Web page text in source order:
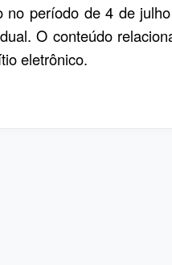
no período de 4 de
O conteúdo
eletrônico.